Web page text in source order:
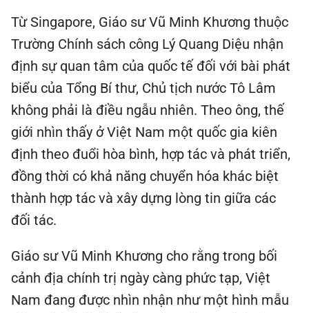
Từ Singapore, Giáo sư Vũ Minh Khương thuộc
Trường Chính sách công Lý Quang Diệu nhận
định sự quan tâm của quốc tế đối với bài phát
biểu của Tổng Bí thư, Chủ tịch nước Tô Lâm
không phải là điều ngẫu nhiên. Theo ông, thế
giới nhìn thấy ở Việt Nam một quốc gia kiên
định theo đuổi hòa bình, hợp tác và phát triển,
đồng thời có khả năng chuyển hóa khác biệt
thành hợp tác và xây dựng lòng tin giữa các
đối tác.
Giáo sư Vũ Minh Khương cho rằng trong bối
cảnh địa chính trị ngày càng phức tạp, Việt
Nam đang được nhìn nhận như một hình mẫu